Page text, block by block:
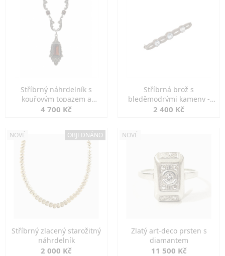
Stříbrný náhrdelník s
kouřovým topazem a
markazity
4 700 Kč
Stříbrná brož s
bleděmodrými kameny -
jemná elegance
2 400 Kč
NOVÉ OBJEDNÁNO
Stříbrný zlacený starožitný
náhrdelník
2 000 Kč
NOVÉ
Zlatý art-deco prsten s
diamantem
11 500 Kč